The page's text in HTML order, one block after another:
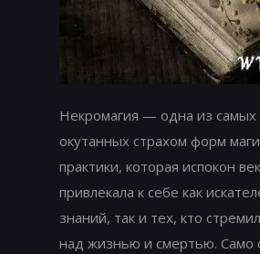
Некромагия — одна из самых
окутанных страхом форм
практики, которая испокон
привлекала к себе как
знаний, так и тех, кто
над жизнью и смертью. Само